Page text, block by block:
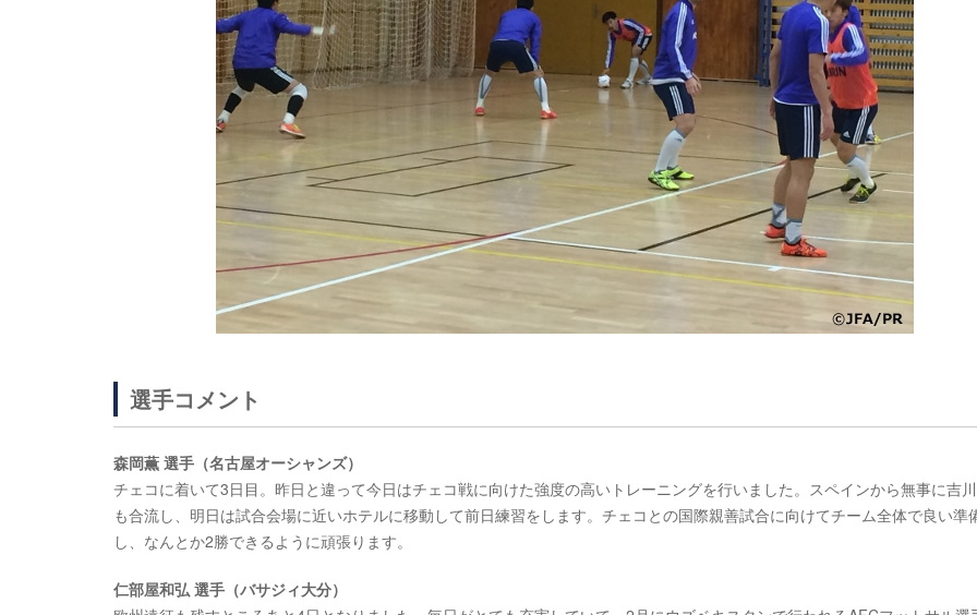
選手コメント
森岡薫 選手（名古屋オーシャンズ）
チェコに着いて3日目。昨日と違って今日はチェコ戦に向けた強度の高いトレーニングを行いました。スペインから無事に吉
も合流し、明日は試合会場に近いホテルに移動して前日練習をします。チェコとの国際親善試合に向けてチーム全体で良い準
し、なんとか2勝できるように頑張ります。
仁部屋和弘 選手（バサジィ大分）